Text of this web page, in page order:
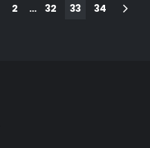
2 … 32 33 34